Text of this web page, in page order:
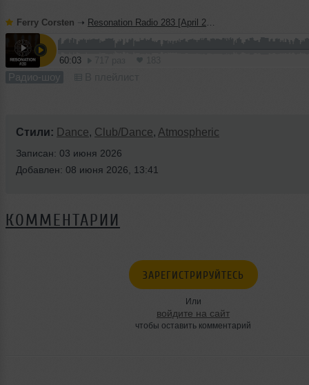
Ferry Corsten ➝ Resonation Radio 283 [April 29, 2026]
60:03
Радио-шоу
Стили: Dance, Club/Dance, Atmospheric
Записан: 03 июня 2026
Добавлен: 08 июня 2026, 13:41
КОММЕНТАРИИ
ЗАРЕГИСТРИРУЙТЕСЬ
Или
войдите на сайт
чтобы оставить комментарий